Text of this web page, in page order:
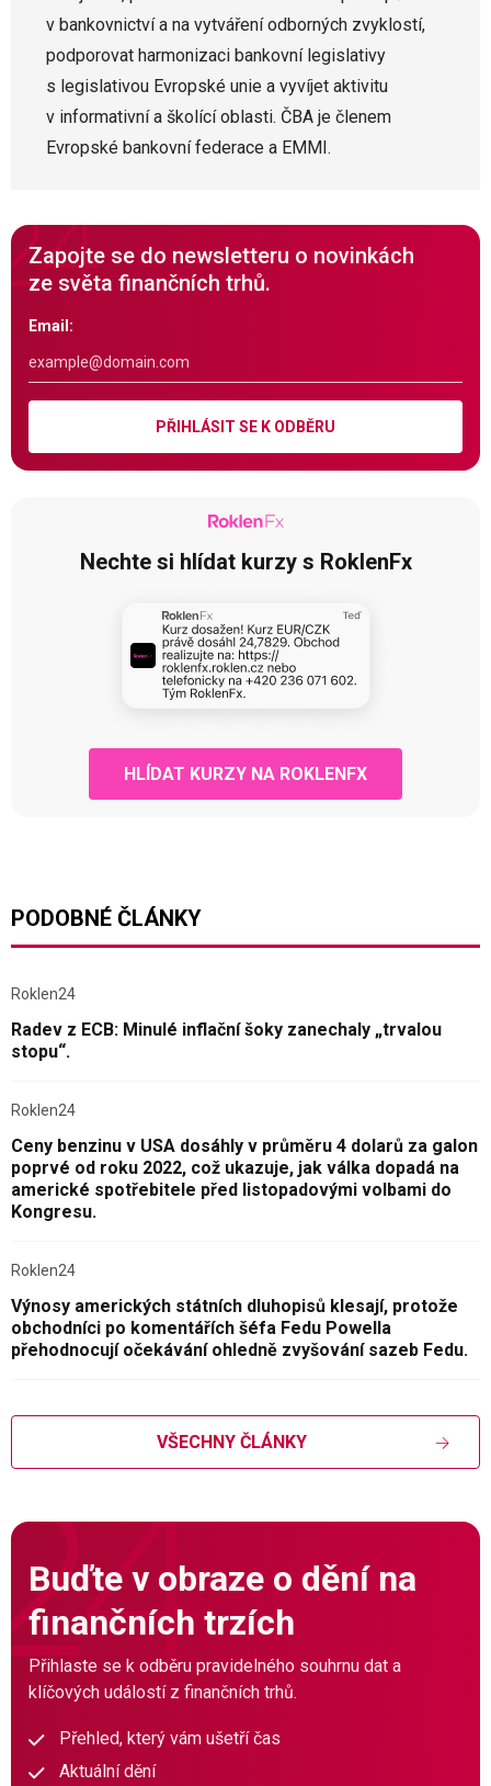
v bankovnictví a na vytváření odborných zvyklostí,
podporovat harmonizaci bankovní legislativy
s legislativou Evropské unie a vyvíjet aktivitu
v informativní a školící oblasti. ČBA je členem
Evropské bankovní federace a EMMI.
Zapojte se do newsletteru o novinkách
ze světa finančních trhů.
Email:
PŘIHLÁSIT SE K ODBĚRU
Nechte si hlídat kurzy s RoklenFx
HLÍDAT KURZY NA ROKLENFX
PODOBNÉ ČLÁNKY
Roklen24
Radev z ECB: Minulé inflační šoky zanechaly „trvalou
stopu“.
Roklen24
Ceny benzinu v USA dosáhly v průměru 4 dolarů za galon
poprvé od roku 2022, což ukazuje, jak válka dopadá na
americké spotřebitele před listopadovými volbami do
Kongresu.
Roklen24
Výnosy amerických státních dluhopisů klesají, protože
obchodníci po komentářích šéfa Fedu Powella
přehodnocují očekávání ohledně zvyšování sazeb Fedu.
VŠECHNY ČLÁNKY
Buďte v obraze o dění na
finančních trzích
Přihlaste se k odběru pravidelného souhrnu dat a
klíčových událostí z finančních trhů.
Přehled, který vám ušetří čas
Aktuální dění